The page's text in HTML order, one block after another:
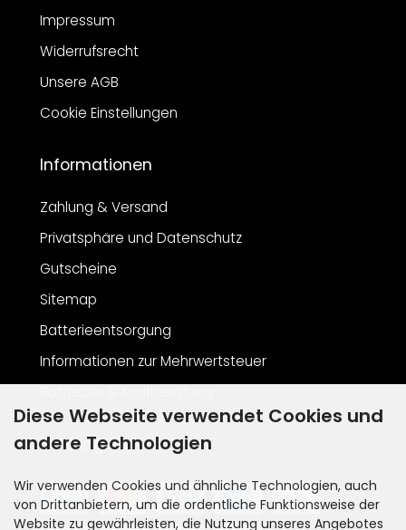
Impressum
Widerrufsrecht
Unsere AGB
Cookie Einstellungen
Informationen
Zahlung & Versand
Privatsphäre und Datenschutz
Gutscheine
Sitemap
Batterieentsorgung
Informationen zur Mehrwertsteuer
Zahlungsarten
Diese Webseite verwendet Cookies und
andere Technologien
Wir verwenden Cookies und ähnliche Technologien, auch
von Drittanbietern, um die ordentliche Funktionsweise der
Website zu gewährleisten, die Nutzung unseres Angebotes